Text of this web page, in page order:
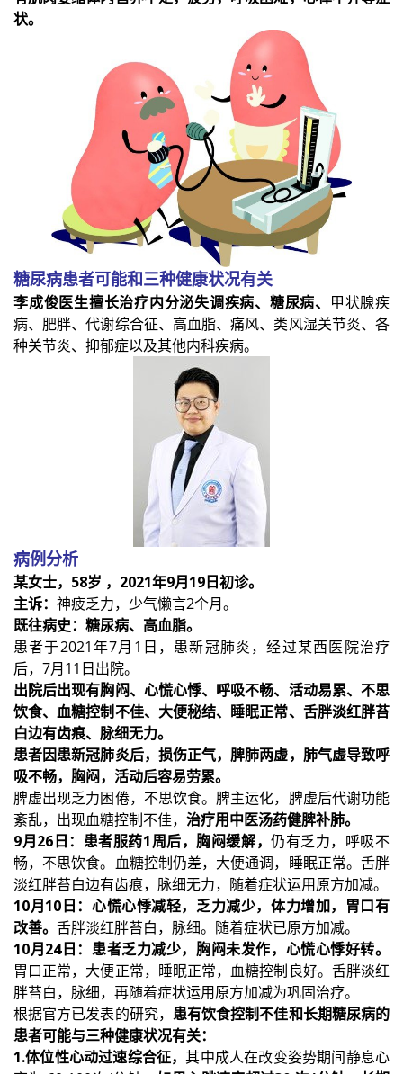
状。
糖尿病患者可能和三种健康状况有关
李成俊医生擅长治疗内分泌失调疾病、糖尿病、 甲状腺疾
病、肥胖、代谢综合征、高血脂、痛风、类风湿关节炎、各
种关节炎、抑郁症以及其他内科疾病。
病例分析
某女士，58岁 ，2021年9月19日初诊。
主诉： 神疲乏力，少气懒言2个月。
既往病史：糖尿病、高血脂。
患者于2021年7月1日，患新冠肺炎，经过某西医院治疗
后，7月11日出院。
出院后出现有胸闷、心慌心悸、呼吸不畅、活动易累、不思
饮食、血糖控制不佳、大便秘结、睡眠正常、舌胖淡红胖苔
白边有齿痕、脉细无力。
患者因患新冠肺炎后，损伤正气，脾肺两虚，肺气虚导致呼
吸不畅，胸闷，活动后容易劳累。
脾虚出现乏力困倦，不思饮食。脾主运化，脾虚后代谢功能
紊乱，出现血糖控制不佳， 治疗用中医汤药健脾补肺。
9月26日：患者服药1周后，胸闷缓解，仍有乏力，呼吸不
畅，不思饮食。血糖控制仍差，大便通调，睡眠正常。舌胖
淡红胖苔白边有齿痕，脉细无力，随着症状运用原方加减。
10月10日：心慌心悸减轻，乏力减少，体力增加，胃口有
改善。 舌胖淡红胖苔白，脉细。随着症状已原方加减。
10月24日：患者乏力减少，胸闷未发作，心慌心悸好转。
胃口正常，大便正常，睡眠正常，血糖控制良好。舌胖淡红
胖苔白，脉细，再随着症状运用原方加减为巩固治疗。
根据官方已发表的研究， 患有饮食控制不佳和长期糖尿病的
患者可能与三种健康状况有关：
1.体位性心动过速综合征，其中成人在改变姿势期间静息心